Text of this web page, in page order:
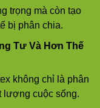
trọng mà còn tạo
bị phân chia.
Tư Và Hơn Thế
không chỉ là phân
lượng cuộc sống.